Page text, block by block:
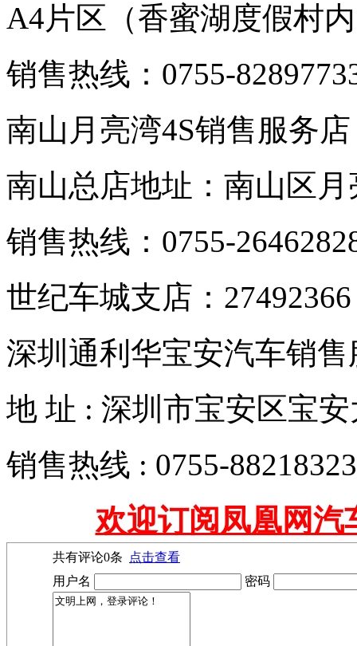
A4片区（香蜜湖度假村
销售热线：0755-
南山月亮湾4S销售服务店
南山总店地址：南山区
销售热线：0755-
世纪车城支店：27492366
深圳通利华宝安汽车销
地 址 : 深圳市宝安区宝
销售热线 : 0755-
欢迎订阅凤凰网汽
共有评论0条
点击查看
用户名
密码